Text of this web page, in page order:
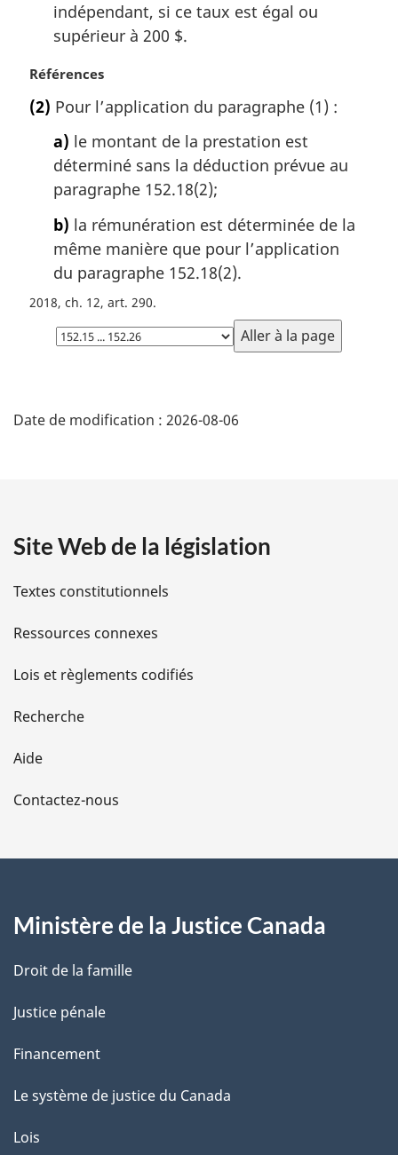
indépendant, si ce taux est égal ou
supérieur à 200 $.
N
t
e
Références
(2) Pour l’application du paragraphe (1) :
a) le montant de la prestation est
déterminé sans la déduction prévue au
paragraphe 152.18(2);
b) la rémunération est déterminée de la
même manière que pour l’application
du paragraphe 152.18(2).
2018, ch. 12, art. 290
Choisissez
la
é
i
l
s
d
e
l
a
e
Date de modification : 2026-08-06
Site Web de la législation
Textes constitutionnels
Ressources connexes
Lois et règlements codifiés
Recherche
Aide
Contactez-nous
Ministère de la Justice Canada
Droit de la famille
Justice pénale
Financement
Le système de justice du Canada
Lois